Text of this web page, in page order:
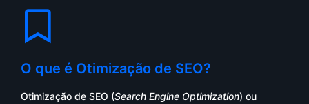
O que é Otimização de SEO?
Otimização de SEO (Search Engine Optimization) ou